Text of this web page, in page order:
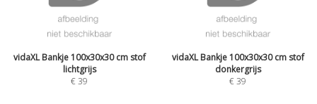
vidaXL Bankje 100x30x30 cm stof
lichtgrijs
€39
vidaXL Bankje 100x30x30 cm stof
donkergrijs
€39